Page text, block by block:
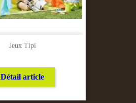
Jeux Tipi
Détail article